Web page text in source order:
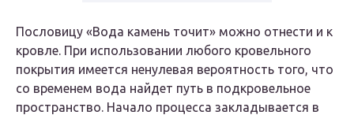
Пословицу «Вода камень точит» можно отнести и к
кровле. При использовании любого кровельного
покрытия имеется ненулевая вероятность того, что
со временем вода найдет путь в подкровельное
пространство. Начало процесса закладывается в